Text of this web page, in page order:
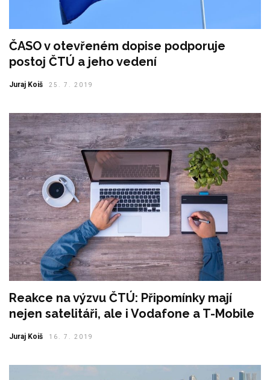
ČASO v otevřeném dopise podporuje
postoj ČTÚ a jeho vedení
Juraj Koiš 25. 7. 2019
Reakce na výzvu ČTÚ: Připomínky mají
nejen satelitáři, ale i Vodafone a T-Mobile
Juraj Koiš 16. 7. 2019